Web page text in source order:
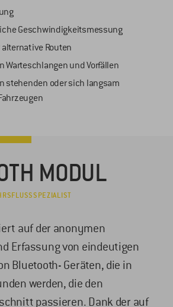
Geschwindigkeitsmessung
Routen
Warteschlangen und Vorfällen
stehenden oder sich langsam
MODUL
auf der anonymen
Erfassung von eindeutigen
Bluetooth- Geräten, die in
werden, die den
passieren. Dank der auf